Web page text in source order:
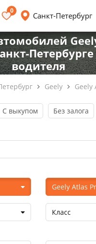
0
Санкт-Петербург
Петербурге
водителя
Geely Geely
С выкупом Без залога
Geely Atlas
Класс